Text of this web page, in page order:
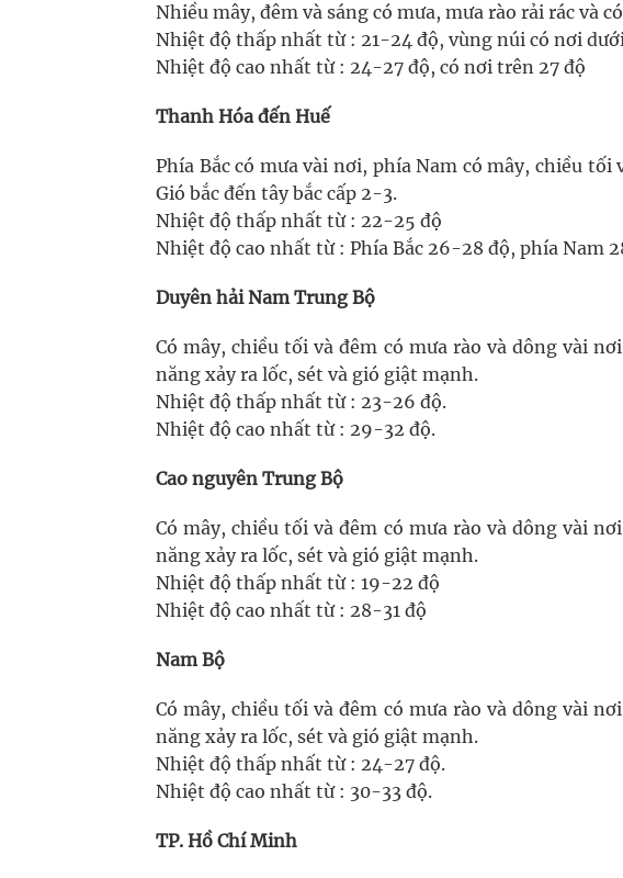
Nhiều mây, đêm và sáng có mưa, mưa rào rải rác và
Nhiệt độ thấp nhất từ : 21-24 độ, vùng núi có nơi
Nhiệt độ cao nhất từ : 24-27 độ, có nơi trên 27 độ
Thanh Hóa đến Huế
Phía Bắc có mưa vài nơi, phía Nam có mây, chiều
Gió bắc đến tây bắc cấp 2-3.
Nhiệt độ thấp nhất từ : 22-25 độ
Nhiệt độ cao nhất từ : Phía Bắc 26-28 độ, phía Nam
Duyên hải Nam Trung Bộ
Có mây, chiều tối và đêm có mưa rào và dông vài
năng xảy ra lốc, sét và gió giật mạnh.
Nhiệt độ thấp nhất từ : 23-26 độ.
Nhiệt độ cao nhất từ : 29-32 độ.
Cao nguyên Trung Bộ
Có mây, chiều tối và đêm có mưa rào và dông vài
năng xảy ra lốc, sét và gió giật mạnh.
Nhiệt độ thấp nhất từ : 19-22 độ
Nhiệt độ cao nhất từ : 28-31 độ
Nam Bộ
Có mây, chiều tối và đêm có mưa rào và dông vài
năng xảy ra lốc, sét và gió giật mạnh.
Nhiệt độ thấp nhất từ : 24-27 độ.
Nhiệt độ cao nhất từ : 30-33 độ.
TP. Hồ Chí Minh